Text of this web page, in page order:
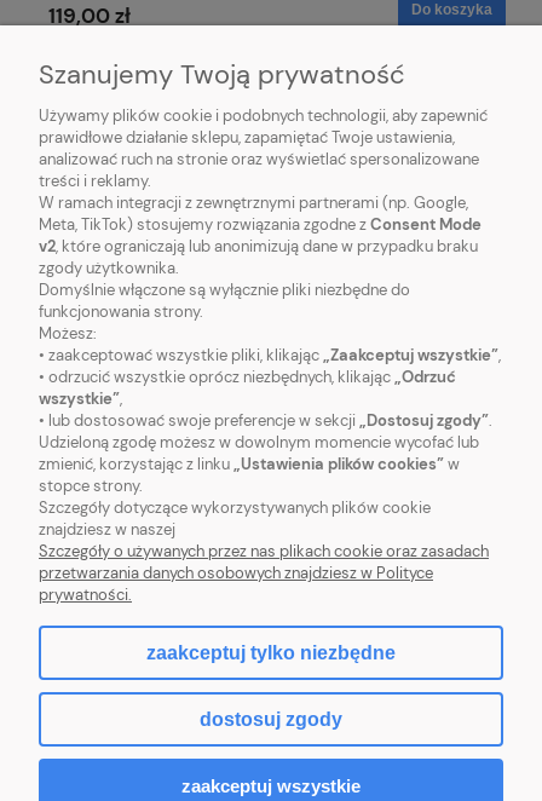
119,00 zł Do koszyka
O NAS
OBSŁUGA KLIENTA
POMOC
MOJE KONTO
Sklep internetowy Shoper.pl
Szanujemy Twoją prywatność
Używamy plików cookie i podobnych technologii, aby zapewnić
prawidłowe działanie sklepu, zapamiętać Twoje ustawienia,
analizować ruch na stronie oraz wyświetlać spersonalizowane
treści i reklamy.
W ramach integracji z zewnętrznymi partnerami (np. Google,
Meta, TikTok) stosujemy rozwiązania zgodne zConsent Mode
v2, które ograniczają lub anonimizują dane w przypadku braku
zgody użytkownika.
Domyślnie włączone są wyłącznie pliki niezbędne do
funkcjonowania strony.
Możesz:
• zaakceptować wszystkie pliki, klikając„Zaakceptuj wszystkie”,
• odrzucić wszystkie oprócz niezbędnych, klikając„Odrzuć
wszystkie”,
• lub dostosować swoje preferencje w sekcji „Dostosuj zgody”.
Udzieloną zgodę możesz w dowolnym momencie wycofać lub
zmienić, korzystając z linku„Ustawienia plików cookies”w
stopce strony.
Szczegóły dotyczące wykorzystywanych plików cookie
znajdziesz w naszej
Szczegóły o używanych przez nas plikach cookie oraz zasadach
przetwarzania danych osobowych znajdziesz w Polityce
prywatności.
zaakceptuj tylko niezbędne
dostosuj zgody
zaakceptuj wszystkie